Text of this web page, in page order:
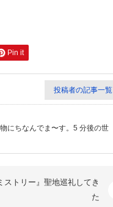
Pin it
投稿者の記事一覧
にちなんでま〜す。5 分後の世
ストリー』聖地巡礼してき
た